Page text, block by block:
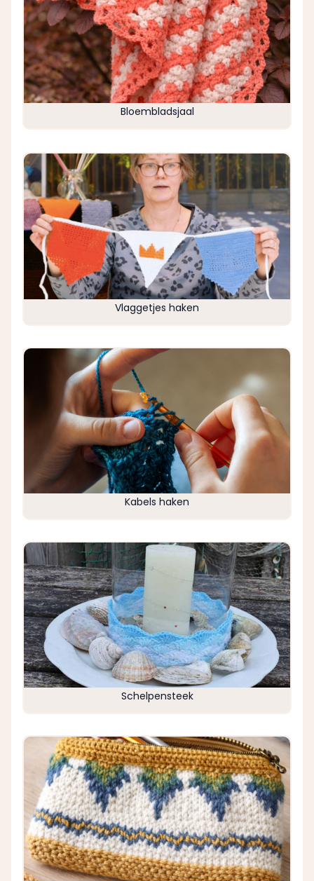
Bloembladsjaal
Vlaggetjes haken
Kabels haken
Schelpensteek